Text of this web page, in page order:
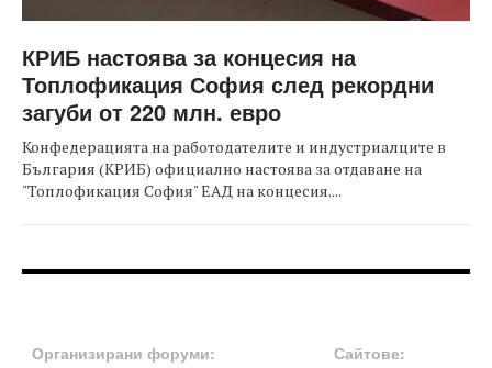
КРИБ настоява за концесия на
Топлофикация София след рекордни
загуби от 220 млн. евро
Конфедерацията на работодателите и индустриалците в
България (КРИБ) официално настоява за отдаване на
"Топлофикация София" ЕАД на концесия....
Организирани форуми:
Сайтове: